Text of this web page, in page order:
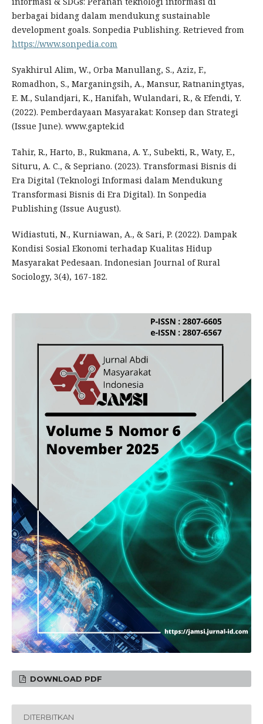
berbagai bidang dalam mendukung sustainable
development goals. Sonpedia Publishing. Retrieved from
https://www.sonpedia.com
Syakhirul Alim, W., Orba Manullang, S., Aziz, F.,
Romadhon, S., Marganingsih, A., Mansur, Ratnaningtyas,
E. M., Sulandjari, K., Hanifah, Wulandari, R., & Efendi, Y.
(2022). Pemberdayaan Masyarakat: Konsep dan Strategi
(Issue June). www.gaptek.id
Tahir, R., Harto, B., Rukmana, A. Y., Subekti, R., Waty, E.,
Situru, A. C., & Sepriano. (2023). Transformasi Bisnis di
Era Digital (Teknologi Informasi dalam Mendukung
Transformasi Bisnis di Era Digital). In Sonpedia
Publishing (Issue August).
Widiastuti, N., Kurniawan, A., & Sari, P. (2022). Dampak
Kondisi Sosial Ekonomi terhadap Kualitas Hidup
Masyarakat Pedesaan. Indonesian Journal of Rural
Sociology, 3(4), 167-182.
DOWNLOAD PDF
DITERBITKAN